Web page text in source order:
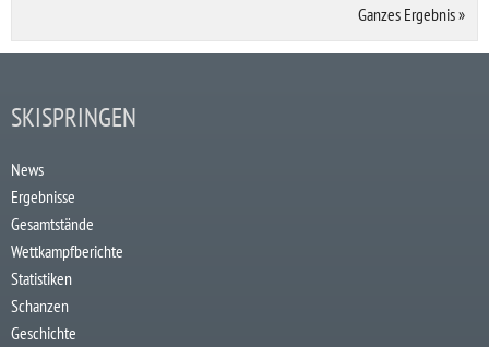
Ganzes Ergebnis»
SKISPRINGEN
News
Ergebnisse
Gesamtstände
Wettkampfberichte
Statistiken
Schanzen
Geschichte